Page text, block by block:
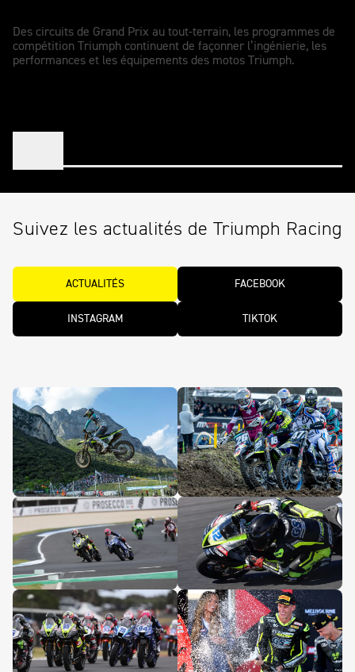
Des circuits de Grand Prix au tout-terrain, les programmes de
compétition Triumph continuent de façonner l’ingénierie, les
performances et les équipements des motos Triumph.
Suivez les actualités de Triumph Racing
ACTUALITÉS FACEBOOK
INSTAGRAM TIKTOK